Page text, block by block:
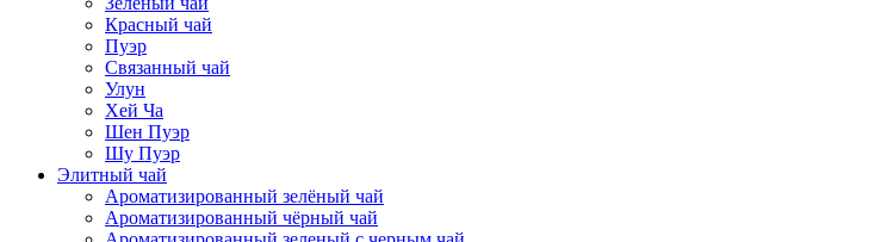
Красный чай
Пуэр
Связанный чай
Улун
Хей Ча
Шен Пуэр
Шу Пуэр
Элитный чай
Ароматизированный зелёный чай
Ароматизированный чёрный чай